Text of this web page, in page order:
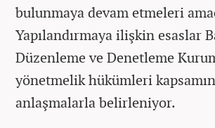
bulunmaya devam etmeleri
Yapılandırmaya ilişkin esaslar
Düzenleme ve Denetleme
yönetmelik hükümleri
anlaşmalarla belirleniyor.